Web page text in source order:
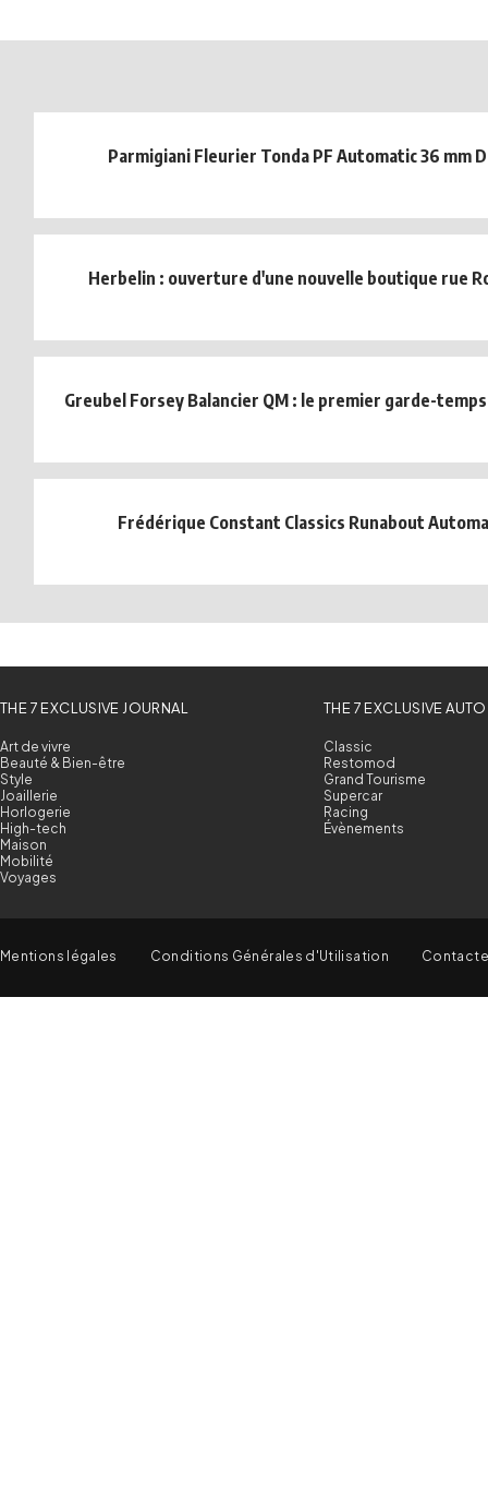
Parmigiani Fleurier Tonda PF Automatic 36 mm
Herbelin : ouverture d'une nouvelle boutique rue
Greubel Forsey Balancier QM : le premier garde-
Frédérique Constant Classics Runabout
THE 7 EXCLUSIVE JOURNAL
Art de vivre
Beauté & Bien-être
Style
Joaillerie
Horlogerie
High-tech
Maison
Mobilité
Voyages
THE 7 EXCLUSIVE AUTO
Classic
Restomod
Grand Tourisme
Supercar
Racing
Évènements
Mentions légales Conditions Générales d'Utilisation